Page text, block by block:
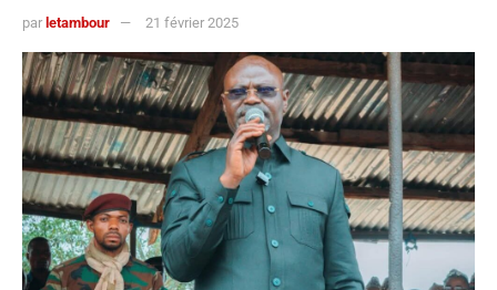
par letambour 21 février 2025